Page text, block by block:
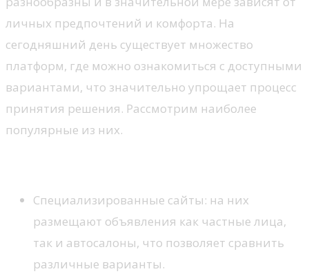
личных предпочтений и комфорта. На
сегодняшний день существует множество
платформ, где можно ознакомиться с доступными
вариантами, что значительно упрощает процесс
принятия решения. Рассмотрим наиболее
популярные из них.
Специализированные сайты: на них
размещают объявления как частные лица,
так и автосалоны, что позволяет сравнить
различные варианты.